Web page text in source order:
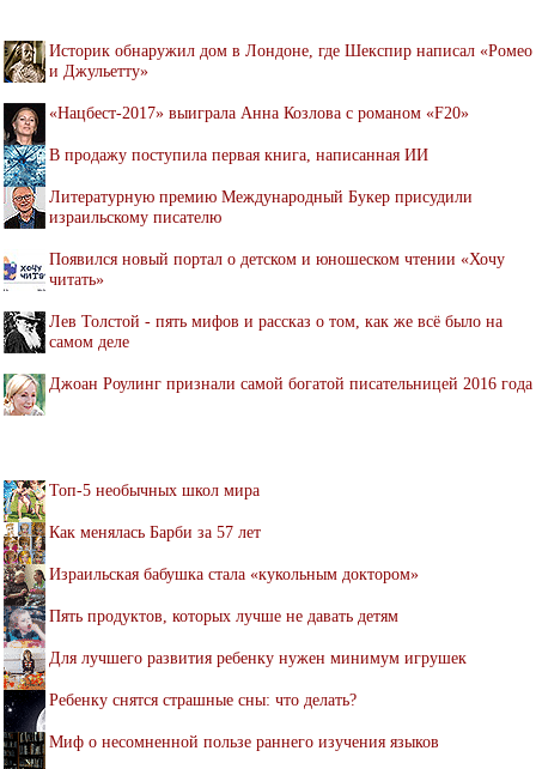
Историк обнаружил дом в Лондоне, где Шекспир написал «Ромео
и Джульетту»
«Нацбест-2017» выиграла Анна Козлова с романом «F20»
В продажу поступила первая книга, написанная ИИ
Литературную премию Международный Букер присудили
израильскому писателю
Появился новый портал о детском и юношеском чтении «Хочу
читать»
Лев Толстой - пять мифов и рассказ о том, как же всё было на
самом деле
Джоан Роулинг признали самой богатой писательницей 2016 года
Топ-5 необычных школ мира
Как менялась Барби за 57 лет
Израильская бабушка стала «кукольным доктором»
Пять продуктов, которых лучше не давать детям
Для лучшего развития ребенку нужен минимум игрушек
Ребенку снятся страшные сны: что делать?
Миф о несомненной пользе раннего изучения языков